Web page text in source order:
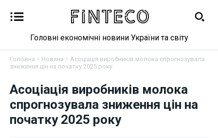
Новини
Бізнес
Головні економічні новини України та світу
Головна Новини
Асоціація виробників молока спрогнозувала
зниження цін на початку 2025 року
Асоціація виробників молока
спрогнозувала зниження цін на
початку 2025 року